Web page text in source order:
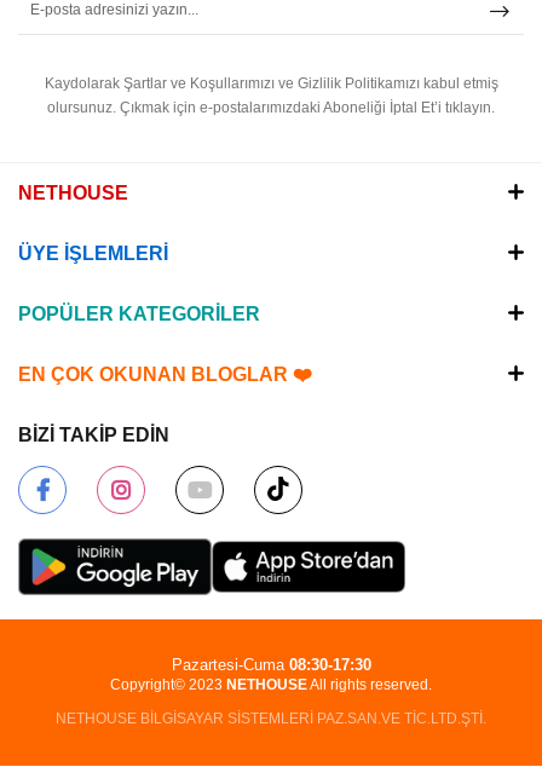
Kaydolarak Şartlar ve Koşullarımızı ve Gizlilik Politikamızı kabul etmiş
olursunuz. Çıkmak için e-postalarımızdaki Aboneliği İptal Et’i tıklayın.
NETHOUSE
ÜYE İŞLEMLERİ
POPÜLER KATEGORİLER
EN ÇOK OKUNAN BLOGLAR ❤️
BİZİ TAKİP EDİN
Copyright© 2023 NETHOUSEAll rights reserved.
NETHOUSE BİLGİSAYAR SİSTEMLERİ PAZ.SAN.VE TİC.LTD.ŞTİ.
Pazartesi-Cuma 08:30-17:30